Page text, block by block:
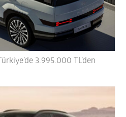
3.995.000 TL’den